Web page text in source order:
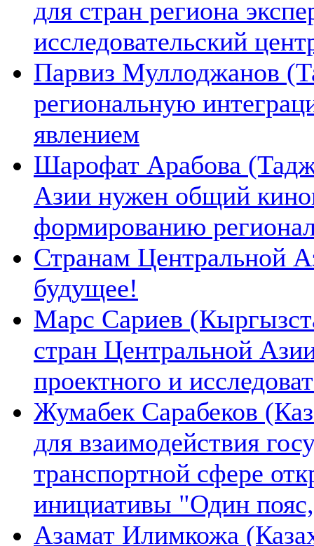
для стран региона
исследовательский
Парвиз Муллоджанов
региональную
явлением
Шарофат Арабова
Азии нужен общий
формированию
Странам Центральной
будущее!
Марс Сариев
стран Центральной
проектного и
Жумабек Сарабеков
для взаимодействия
транспортной сфере
инициативы "Один
Азамат Илимкожа